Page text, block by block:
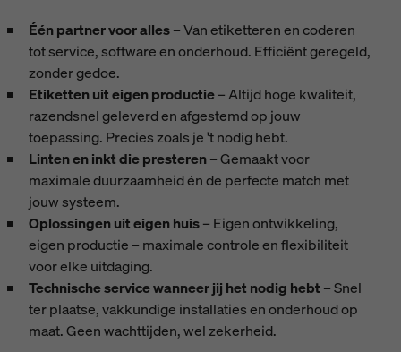
Één partner voor alles– Van etiketteren en coderen
tot service, software en onderhoud. Efficiënt geregeld,
zonder gedoe.
Etiketten uit eigen productie–Altijd hoge kwaliteit,
razendsnel geleverd en afgestemd op jouw
toepassing. Precies zoals je 't nodig hebt.
Linten en inkt die presteren– Gemaakt voor
maximale duurzaamheid én de perfecte match met
jouw systeem.
Oplossingen uit eigen huis– Eigen ontwikkeling,
eigen productie – maximale controle en flexibiliteit
voor elke uitdaging.
Technische service wanneer jij het nodig hebt –Snel
ter plaatse, vakkundige installaties en onderhoud op
maat. Geen wachttijden, wel zekerheid.